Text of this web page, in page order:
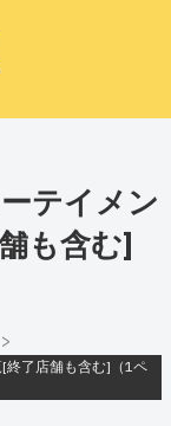
テイメン
も含む]
>
終了店舗も含む]（1ペ